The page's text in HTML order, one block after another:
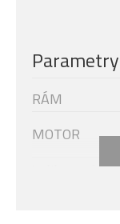
Parametry
RÁM
MOTOR
Velikost rámu